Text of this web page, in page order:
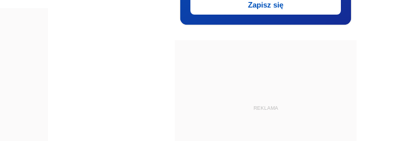
Zapisz się
REKLAMA